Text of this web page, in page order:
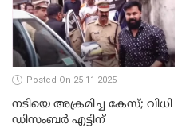
Posted On 25-11-2025
നടിയെ അക്രമിച്ച കേസ്; വിധി
ഡിസംബര്‍ എട്ടിന്